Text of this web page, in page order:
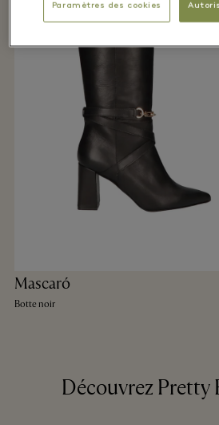
Mascaró
Botte noir
Découvrez Pretty
Paramètres des cookies